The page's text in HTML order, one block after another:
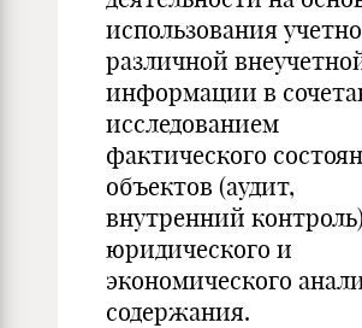
использования
различной
информации в
исследованием
фактического
объектов (аудит,
внутренний
юридического и
экономического
содержания.